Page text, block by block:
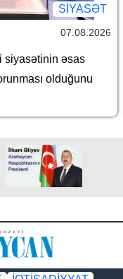
SİYASƏT
07.08.2026
siyasətinin əsas
olduğunu